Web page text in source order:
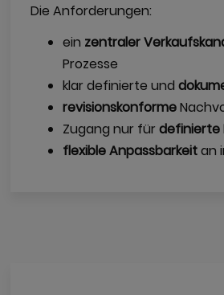
Die Anforderungen:
ein zentraler
Prozesse
klar definierte und
revisionskonforme
Zugang nur für definierte
flexible Anpassbarkeitan